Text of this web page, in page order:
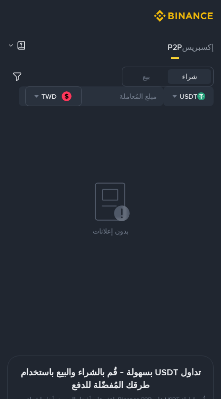
إكسبريسP2P
شراء بيع
USDT
TWD
بدون إعلانات
تداول USDT بسهولة - قُم بالشراء والبيع باستخدام
طرقك المُفضّلة للدفع